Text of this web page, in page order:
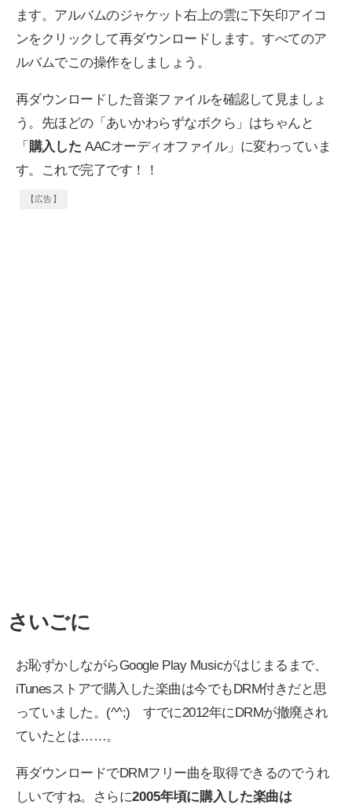
ます。アルバムのジャケット右上の雲に下矢印アイコ
ンをクリックして再ダウンロードします。すべてのア
ルバムでこの操作をしましょう。
再ダウンロードした音楽ファイルを確認して見ましょ
う。先ほどの「あいかわらずなボクら」はちゃんと
「 購入した AACオーディオファイル」に変わっていま
す。これで完了です！！
【広告】
さいごに
お恥ずかしながらGoogle Play Musicがはじまるまで、
iTunesストアで購入した楽曲は今でもDRM付きだと思
っていました。(^^;) すでに2012年にDRMが撤廃され
ていたとは……。
再ダウンロードでDRMフリー曲を取得できるのでうれ
しいですね。さらに2005年頃に購入した楽曲は